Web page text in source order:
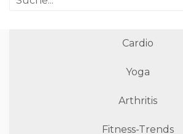
Cardio
Yoga
Arthritis
Fitness-Trends